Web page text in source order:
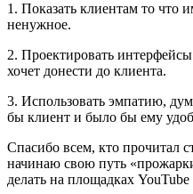
1. Показать клиентам то что
ненужное.
2. Проектировать
хочет донести до клиента.
3. Использовать эмпатию,
бы клиент и было бы ему
Спасибо всем, кто прочитал
начинаю свою путь
делать на площадках YouTube